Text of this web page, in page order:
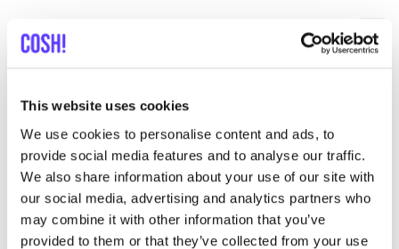
This website uses cookies
We use cookies to personalise content and ads, to
provide social media features and to analyse our traffic.
We also share information about your use of our site with
our social media, advertising and analytics partners who
may combine it with other information that you’ve
provided to them or that they’ve collected from your use
Wear For Life Campagne
Aan route toevoegen Bezoek webshop
like